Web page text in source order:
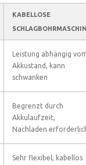
KABELLOSE
Leistung abhängig
Akkustand, kann
schwanken
Begrenzt durch
Akkulaufzeit,
Nachladen
Sehr flexibel, kabellos